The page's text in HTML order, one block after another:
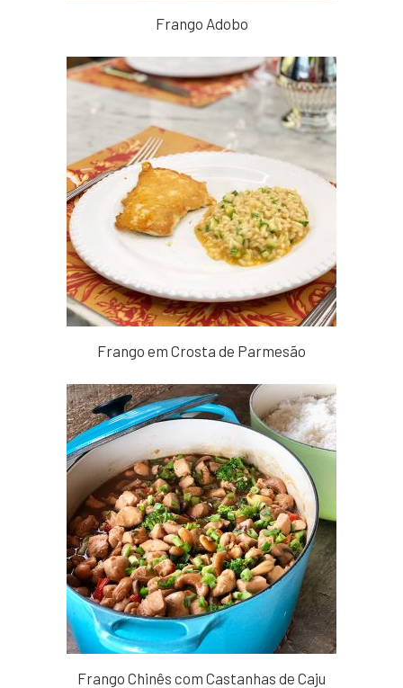
Frango Adobo
Frango em Crosta de Parmesão
Frango Chinês com Castanhas de Caju